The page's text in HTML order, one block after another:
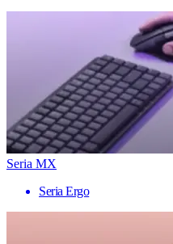
Seria MX
Seria Ergo